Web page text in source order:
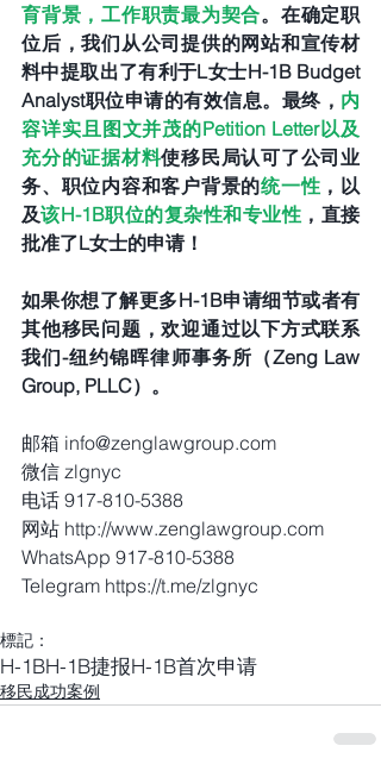
育背景，工作职责最为契合。在确定职
位后，我们从公司提供的网站和宣传材
料中提取出了有利于L女士H-1B Budget
Analyst职位申请的有效信息。最终， 内
容详实且图文并茂的Petition Letter以及
充分的证据材料使移民局认可了公司业
务、职位内容和客户背景的统一性 ，以
及该H-1B职位的复杂性和专业性 ，直接
批准了L女士的申请！
如果你想了解更多H-1B申请细节或者有
其他移民问题，欢迎通过以下方式联系
我们-纽约锦晖律师事务所（Zeng Law
Group, PLLC）。
邮箱 info@zenglawgroup.com
微信 zlgnyc
电话 917-810-5388
网站 http://www.zenglawgroup.com
WhatsApp 917-810-5388
Telegram https://t.me/zlgnyc
標記：
H-1BH-1B捷报H-1B首次申请
移民成功案例